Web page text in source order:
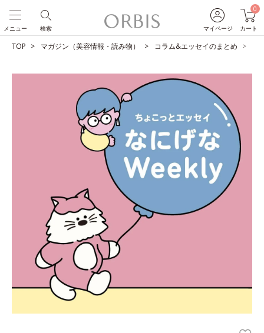
マイページ
0
カート
検索
メニュー
TOP マガジン（美容情報・読み物） コラム&エッセイのまとめ